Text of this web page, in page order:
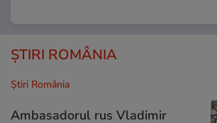
ȘTIRI ROMÂNIA
Știri România
Ambasadorul rus Vladimir